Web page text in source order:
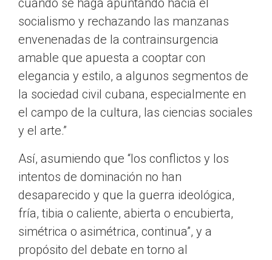
cuando se haga apuntando hacia el
socialismo y rechazando las manzanas
envenenadas de la contrainsurgencia
amable que apuesta a cooptar con
elegancia y estilo, a algunos segmentos de
la sociedad civil cubana, especialmente en
el campo de la cultura, las ciencias sociales
y el arte.”
Así, asumiendo que “los conflictos y los
intentos de dominación no han
desaparecido y que la guerra ideológica,
fría, tibia o caliente, abierta o encubierta,
simétrica o asimétrica, continua”, y a
propósito del debate en torno al